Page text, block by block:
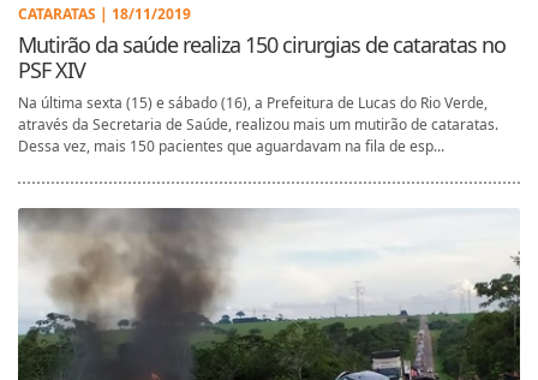
CATARATAS | 18/11/2019
Mutirão da saúde realiza 150 cirurgias de cataratas no
PSF XIV
Na última sexta (15) e sábado (16), a Prefeitura de Lucas do Rio Verde,
através da Secretaria de Saúde, realizou mais um mutirão de cataratas.
Dessa vez, mais 150 pacientes que aguardavam na fila de esp...